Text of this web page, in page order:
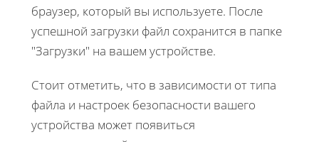
браузер, который вы используете. После
успешной загрузки файл сохранится в папке
"Загрузки" на вашем устройстве.
Стоит отметить, что в зависимости от типа
файла и настроек безопасности вашего
устройства может появиться